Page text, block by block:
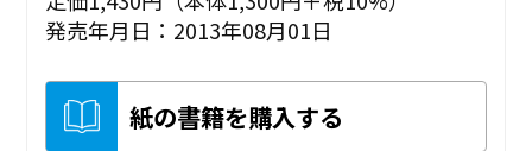
発売年月日：2013年08月01日
紙の書籍を購入する